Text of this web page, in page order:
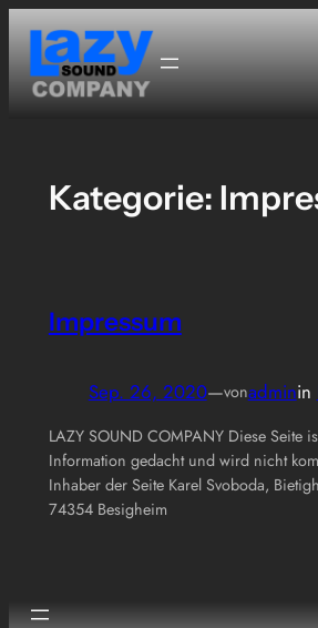
Zum
Inhalt
springen
Kategorie:
Impressum
Sep. 26, 2020—vonadminin
LAZY SOUND COMPANY Diese Seite
Information gedacht und wird nicht
Inhaber der Seite Karel Svoboda,
74354 Besigheim